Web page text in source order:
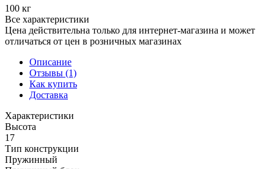
100 кг
Все характеристики
Цена действительна только для интернет-магазина и может
отличаться от цен в розничных магазинах
Описание
Отзывы (1)
Как купить
Доставка
Характеристики
Высота
17
Тип конструкции
Пружинный